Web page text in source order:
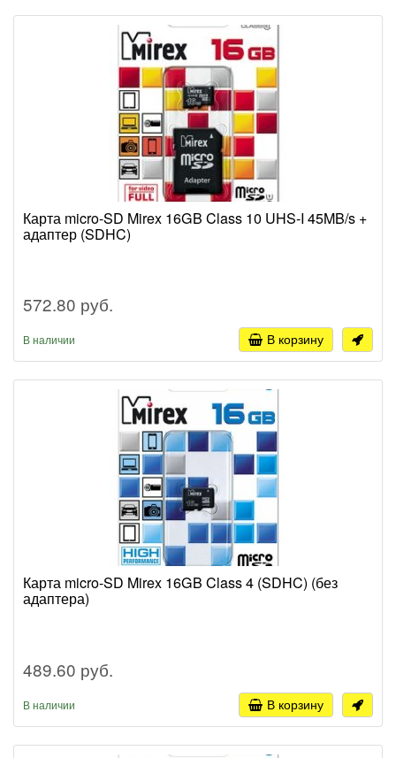
Карта micro-SD Mirex 16GB Class 10 UHS-I 45MB/s +
адаптер (SDHC)
572.80 руб.
В наличии В корзину
Карта micro-SD Mirex 16GB Class 4 (SDHC) (без
адаптера)
489.60 руб.
В наличии В корзину